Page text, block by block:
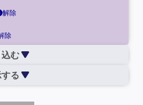
解除
除
む
る